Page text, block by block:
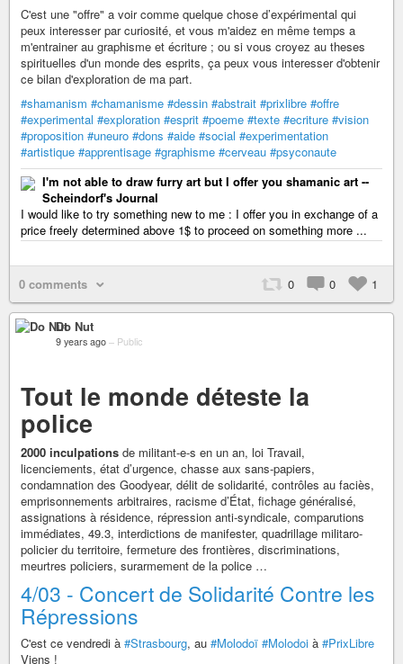
C'est une "offre" a voir comme quelque chose d’expérimental qui
peux interesser par curiosité, et vous m'aidez en même temps a
m'entrainer au graphisme et écriture ; ou si vous croyez au theses
spirituelles d'un monde des esprits, ça peux vous interesser d'obtenir
ce bilan d'exploration de ma part.
#shamanism #chamanisme #dessin #abstrait #prixlibre #offre
#experimental #exploration #esprit #poeme #texte #ecriture #vision
#proposition #uneuro #dons #aide #social #experimentation
#artistique #apprentisage #graphisme #cerveau #psyconaute
I'm not able to draw furry art but I offer you shamanic art --
Scheindorf's Journal
I would like to try something new to me : I offer you in exchange of a
price freely determined above 1$ to proceed on something more ...
0 comments 0 0 1
Do Nut
9 years ago – Public
Tout le monde déteste la
police
2000 inculpations de militant-e-s en un an, loi Travail,
licenciements, état d’urgence, chasse aux sans-papiers,
condamnation des Goodyear, délit de solidarité, contrôles au faciès,
emprisonnements arbitraires, racisme d’État, fichage généralisé,
assignations à résidence, répression anti-syndicale, comparutions
immédiates, 49.3, interdictions de manifester, quadrillage militaro-
policier du territoire, fermeture des frontières, discriminations,
meurtres policiers, surarmement de la police …
4/03 - Concert de Solidarité Contre les
Répressions
C'est ce vendredi à #Strasbourg, au #Molodoï #Molodoi à #PrixLibre
Viens !